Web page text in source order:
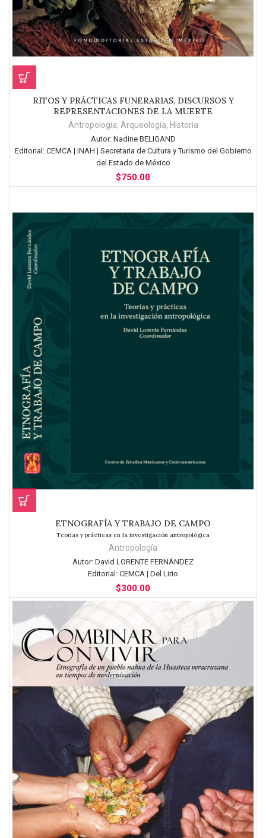
RITOS Y PRÁCTICAS FUNERARIAS, DISCURSOS Y
REPRESENTACIONES DE LA MUERTE
Antropología, Arqueología, Historia
Autor:Nadine BELIGAND
Editorial:CEMCA | INAH | Secretaria de Cultura y Turismo del Gobierno
del Estado de México
$750.00
ETNOGRAFÍA Y TRABAJO DE CAMPO
Teorías y prácticas en la investigación antropológica
Antropología
Autor: David LORENTE FERNÁNDEZ
Editorial: CEMCA | Del Lirio
$300.00